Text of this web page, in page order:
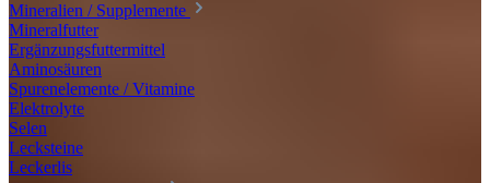
Mineralien / Supplemente
Mineralfutter
Ergänzungsfuttermittel
Aminosäuren
Spurenelemente / Vitamine
Elektrolyte
Selen
Lecksteine
Leckerlis